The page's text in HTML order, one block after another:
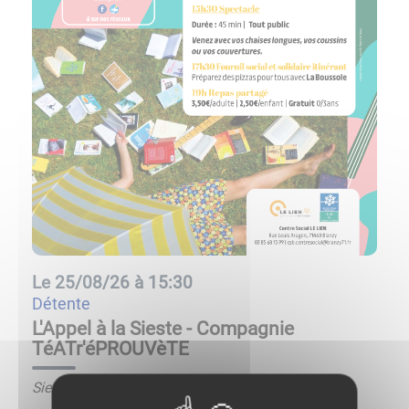
Le 25/08/26 à 15:30
détente
L'Appel à la Sieste - Compagnie
TéATr'éPROUVèTE
Sieste littéraire et musicale